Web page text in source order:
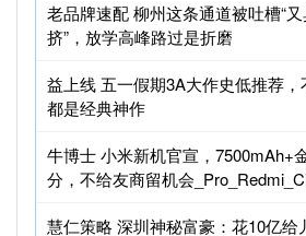
老品牌速配 柳州这条通道被吐槽“
挤”，放学高峰路过是折磨
益上线 五一假期3A大作史低推荐，
都是经典神作
牛博士 小米新机官宣，7500mAh+
分，不给友商留机会
慧仁策略 深圳神秘富豪：花10亿给